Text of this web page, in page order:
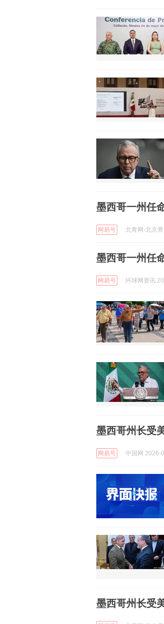
墨西哥一州任
网易号 北青网-北京
墨西哥一州任
网易号 环球网资讯
墨西哥州长受
网易号 中国网 2026-
墨西哥州长受